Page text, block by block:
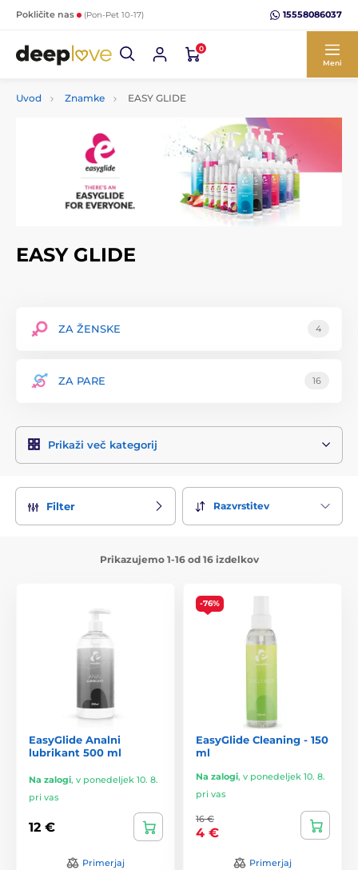
Pokličite nas (Pon-Pet 10-17) 15558086037
0
Meni
Uvod Znamke EASY GLIDE
EASY GLIDE
ZA ŽENSKE 4
ZA PARE 16
Prikaži več kategorij
Filter Razvrstitev
Prikazujemo 1-16 od 16 izdelkov
EasyGlide Analni
lubrikant 500 ml
Na zalogi, v ponedeljek 10. 8.
pri vas
12 €
Primerjaj
-76%
EasyGlide Cleaning - 150
ml
Na zalogi, v ponedeljek 10. 8.
pri vas
16 €
4 €
Primerjaj